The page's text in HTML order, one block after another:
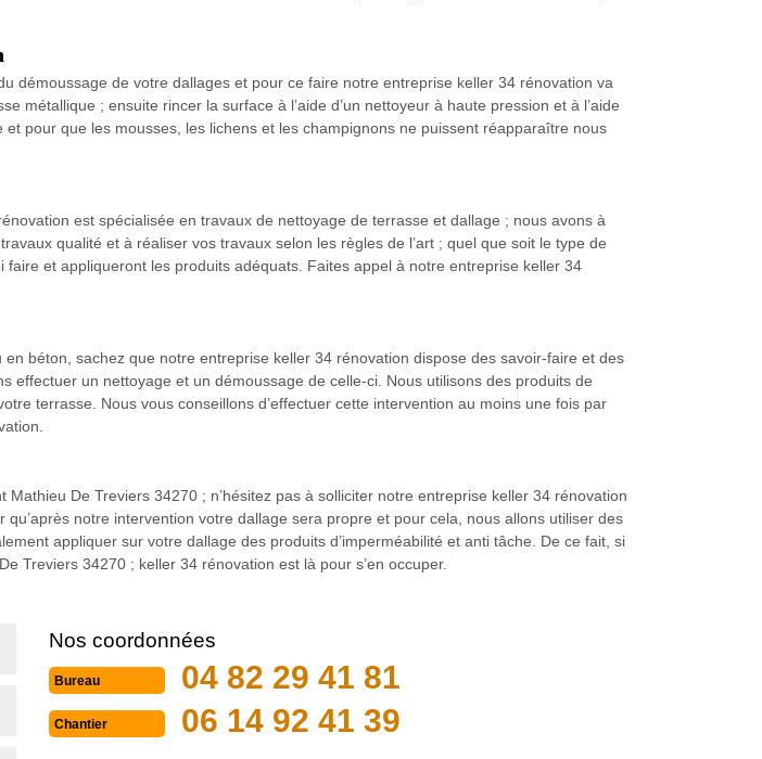
démoussage de votre dallages et pour ce faire notre entreprise keller 34 rénovation va
métallique ; ensuite rincer la surface à l’aide d’un nettoyeur à haute pression et à l’aide
pour que les mousses, les lichens et les champignons ne puissent réapparaître nous
est spécialisée en travaux de nettoyage de terrasse et dallage ; nous avons à
qualité et à réaliser vos travaux selon les règles de l’art ; quel que soit le type de
et appliqueront les produits adéquats. Faites appel à notre entreprise keller 34
béton, sachez que notre entreprise keller 34 rénovation dispose des savoir-faire et des
un nettoyage et un démoussage de celle-ci. Nous utilisons des produits de
terrasse. Nous vous conseillons d’effectuer cette intervention au moins une fois par
De Treviers 34270 ; n’hésitez pas à solliciter notre entreprise keller 34 rénovation
notre intervention votre dallage sera propre et pour cela, nous allons utiliser des
appliquer sur votre dallage des produits d’imperméabilité et anti tâche. De ce fait, si
Treviers 34270 ; keller 34 rénovation est là pour s’en occuper.
Nos coordonnées
Bureau 04 82 29 41 81
Chantier 06 14 92 41 39